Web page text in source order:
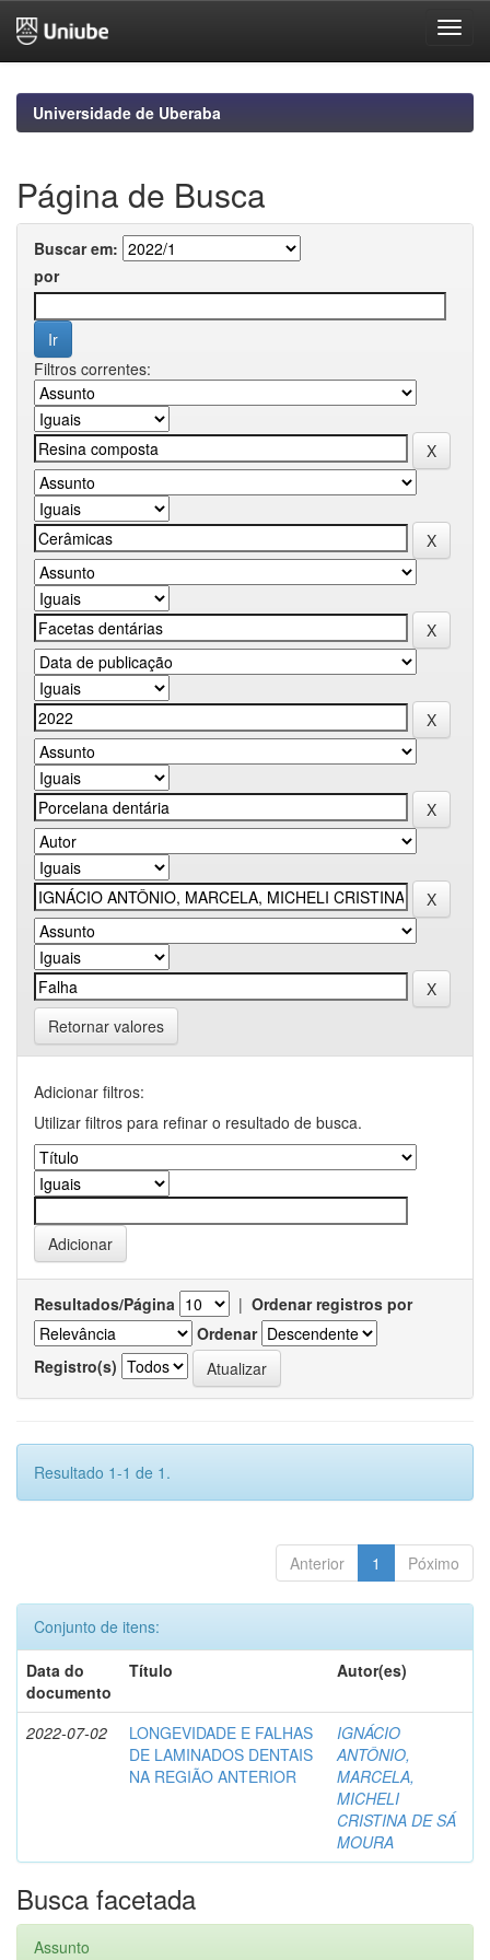
navigationUniversidade de Uberaba
Página de Busca
Buscar em:
por
Filtros correntes:
Retornar valores
Adicionar filtros:
Utilizar filtros para refinar o resultado de busca.
Resultados/Página | Ordenar registros por
Ordenar
Registro(s)
Resultado 1-1 de 1.
Anterior 1 Póximo
Conjunto de itens:
Data do
documento
Título Autor(es)
2022-07-02
LONGEVIDADE E FALHAS
DE LAMINADOS DENTAIS
NA REGIÃO ANTERIOR
IGNÁCIO
ANTÔNIO,
MARCELA,
MICHELI
CRISTINA DE SÁ
MOURA
Busca facetada
Assunto